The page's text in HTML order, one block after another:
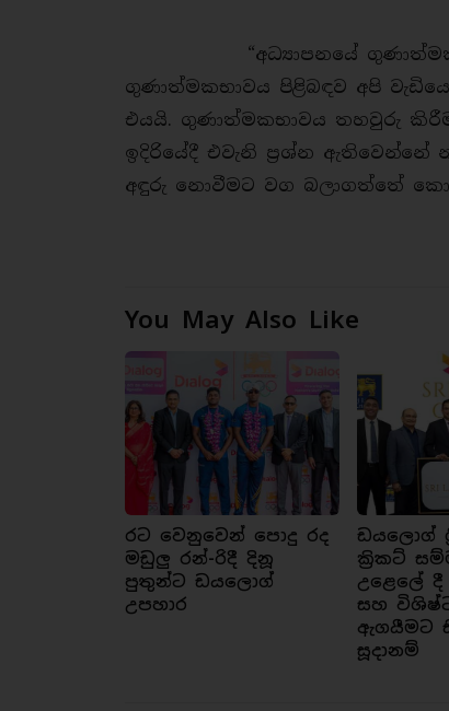
“අධ්‍යාපනයේ
ගුණාත්මකභාවය පිළිබඳව අපි
එයයි. ගුණාත්මකභාවය තහවුරු
ඉදිරියේදී එවැනි ප්‍රශ්න ඇතිවෙන්නේ
අඳුරු නොවීමට වග බලාගත්තේ
You May Also Like
රට වෙනුවෙන් පොදු රද
මඩුලු රන්-රිදී දිනූ
පුතුන්ට ඩයලොග්
උපහාර
ඩයලොග්
ක්‍රිකට්
උළෙලේ
සහ
ඇගයීමට
සූදානම්